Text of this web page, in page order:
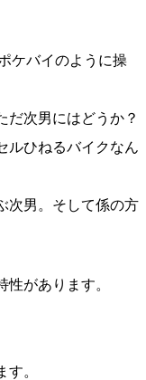
ケバイのように操
だ次男にはどうか？
ルひねるバイクなん
次男。そして係の方
があります。
。